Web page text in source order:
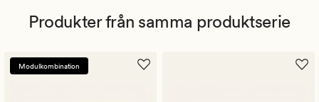
Produkter från samma produktserie
Modulkombination